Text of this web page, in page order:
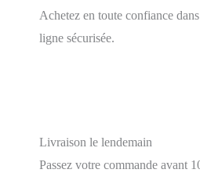
Achetez en toute confiance
ligne sécurisée.
Livraison le lendemain
Passez votre commande avant